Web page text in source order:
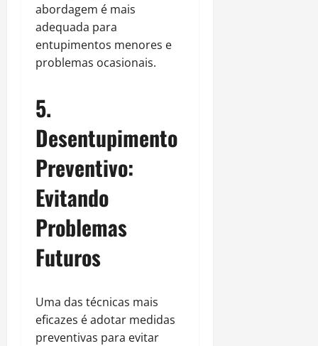
abordagem é mais
adequada para
entupimentos menores e
problemas ocasionais.
5.
Desentupimento
Preventivo:
Evitando
Problemas
Futuros
Uma das técnicas mais
eficazes é adotar medidas
preventivas para evitar